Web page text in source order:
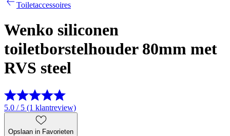
Toiletaccessoires
Wenko siliconen
toiletborstelhouder 80mm met
RVS steel
5.0 / 5 (1 klantreview)
Opslaan in Favorieten